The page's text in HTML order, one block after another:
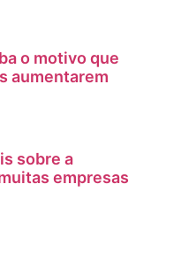
o motivo que
aumentarem
sobre a
empresas